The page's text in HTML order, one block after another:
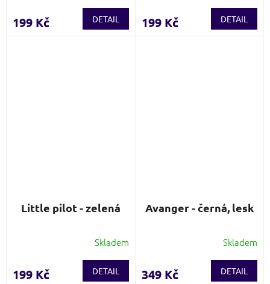
199 Kč DETAIL 199 Kč DETAIL
Little pilot - zelená
Skladem
199 Kč DETAIL
Avanger - černá, lesk
Skladem
349 Kč DETAIL